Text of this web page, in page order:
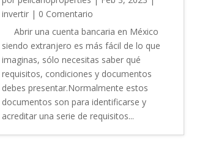
invertir| 0 Comentario
Abrir una cuenta bancaria en México
siendo extranjero es más fácil de lo que
imaginas, sólo necesitas saber qué
requisitos, condiciones y documentos
debes presentar.Normalmente estos
documentos son para identificarse y
acreditar una serie de requisitos...